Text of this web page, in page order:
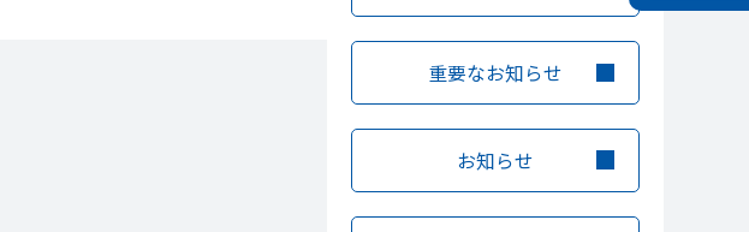
重要なお知らせ
お知らせ